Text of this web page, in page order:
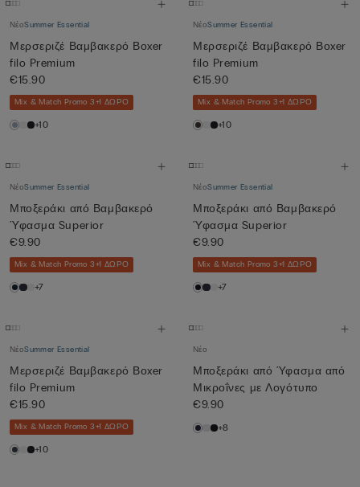
ΝέοSummer Essential
Μερσεριζέ Βαμβακερό Βοxer
filo Premium
€15.90
Mix & Match Promo 3+1 ΔΩΡΟ
+10
ΝέοSummer Essential
Μερσεριζέ Βαμβακερό Βοxer
filo Premium
€15.90
Mix & Match Promo 3+1 ΔΩΡΟ
+10
ΝέοSummer Essential
Μποξεράκι από Βαμβακερό
Ύφασμα Superior
€9.90
Mix & Match Promo 3+1 ΔΩΡΟ
+7
ΝέοSummer Essential
Μποξεράκι από Βαμβακερό
Ύφασμα Superior
€9.90
Mix & Match Promo 3+1 ΔΩΡΟ
+7
ΝέοSummer Essential
Μερσεριζέ Βαμβακερό Βοxer
filo Premium
€15.90
Mix & Match Promo 3+1 ΔΩΡΟ
+10
Νέο
Μποξεράκι από Ύφασμα από
Μικροΐνες με Λογότυπο
€9.90
+8